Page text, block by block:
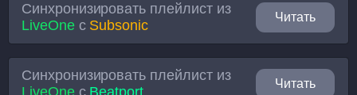
Синхронизировать плейлист из
LiveOneс Subsonic
Читать
Синхронизировать плейлист из
LiveOneс Beatport
Читать